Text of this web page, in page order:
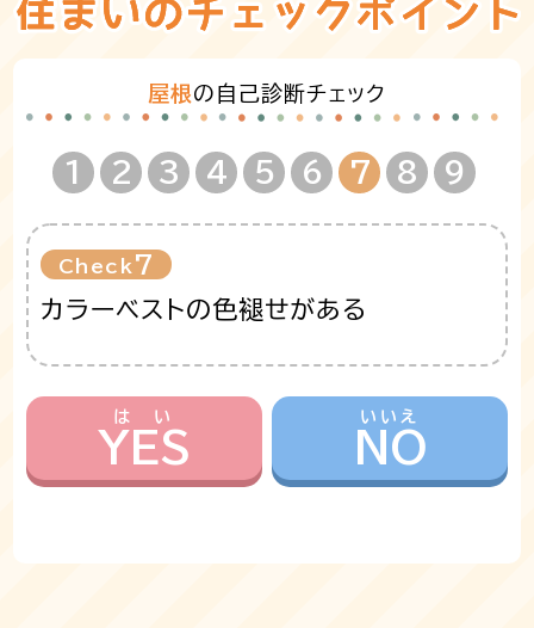
屋根の自己診断チェック
1 2 3 4 5 6 7 8 9
Check 7
カラーベストの色褪せがある
YES NO